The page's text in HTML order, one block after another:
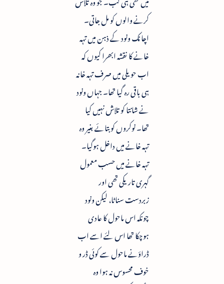
کرنے والوں کو مل جاتی۔
اچانک ونود کے ذہن میں تہہ
خانے کا نقشہ ابھرا کیوں کہ
اب حویلی میں صرف تہہ خانہ
ہی باقی رہ گیا تھا۔ جہاں ونود
نے شانتا کو تلاش نہیں کیا
تھا۔ نوکروں کو بتائے بغیر وہ
تہہ خانے میں داخل ہوگیا۔
تہہ خانے میں حسب معمول
گہری تاریکی تھی اور
زبردست سناٹا، لیکن ونود
چونکہ اس ماحول کا عادی
ہوچکا تھا اس لئے اسے اب
ڈراؤنے ماحول سے کوئی ڈر و
خوف محسوس نہ ہوا وہ